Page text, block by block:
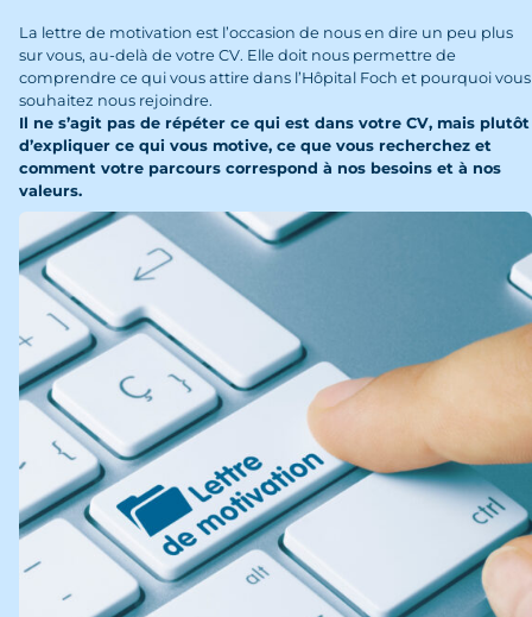
La lettre de motivation est l’occasion de nous en dire un peu plus
sur vous, au-delà de votre CV. Elle doit nous permettre de
comprendre ce qui vous attire dans l’Hôpital Foch et pourquoi vous
souhaitez nous rejoindre.
Il ne s’agit pas de répéter ce qui est dans votre CV, mais plutôt
d’expliquer ce qui vous motive, ce que vous recherchez et
comment votre parcours correspond à nos besoins et à nos
valeurs.